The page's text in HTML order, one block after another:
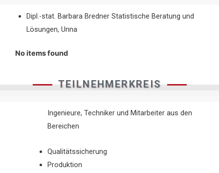
Dipl.-stat. Barbara Bredner Statistische Beratung und
Lösungen, Unna
No items found
TEILNEHMERKREIS
Ingenieure, Techniker und Mitarbeiter aus den
Bereichen
Qualitätssicherung
Produktion